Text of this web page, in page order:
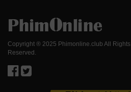
Copyright ® 2025 Phimonline.club All Rights
Reserved.